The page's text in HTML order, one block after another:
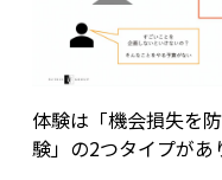
体験は「機会損失を
験」の2つタイプがあ